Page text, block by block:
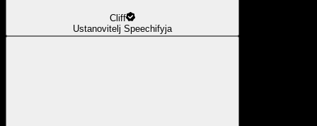
Cliff
Ustanovitelj Speechifyja